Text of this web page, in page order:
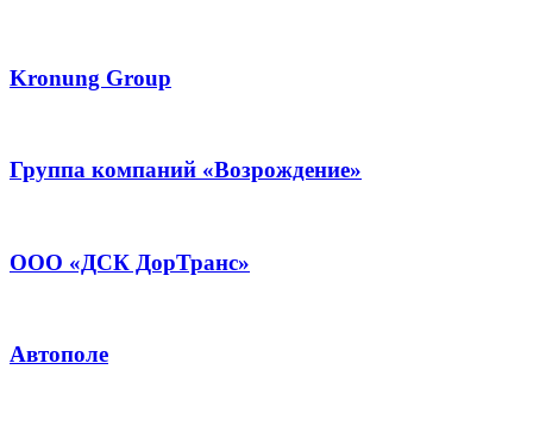
Kronung Group
Группа компаний «Возрождение»
ООО «ДСК ДорТранс»
Автополе